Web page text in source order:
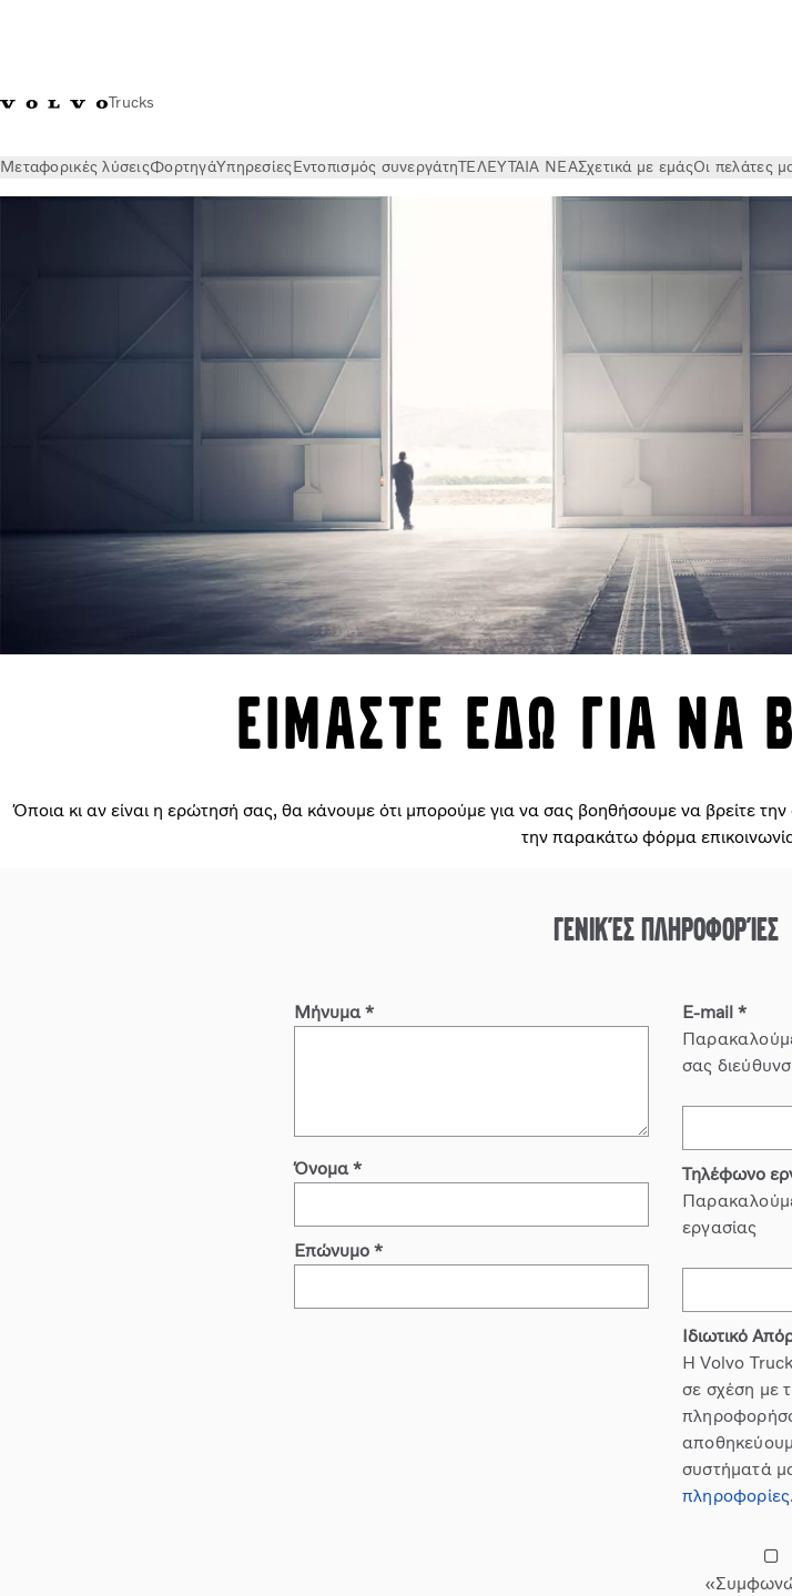
Trucks
Μεταφορικές λύσειςΦορτηγάΥπηρεσίεςΕντοπισμός συνεργάτηΤΕΛΕΥΤΑΙΑ ΝΕΑΣχετικά με εμάςΟι πελάτες
Ειμαστε εδω για να
Όποια κι αν είναι η ερώτησή σας, θα κάνουμε ότι μπορούμε για να σας βοηθήσουμε να βρείτε
την παρακάτω φόρμα